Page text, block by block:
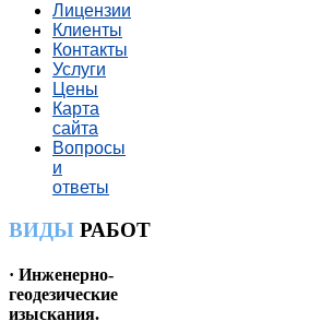
Лицензии
Клиенты
Контакты
Услуги
Цены
Карта
сайта
Вопросы
и
ответы
ВИДЫ РАБОТ
· Инженерно-
геодезические
изыскания.